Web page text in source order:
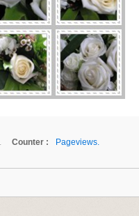
Counter :
Pageviews.